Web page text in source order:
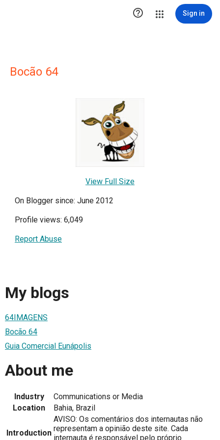
 Sign in
Bocão 64
View Full Size
On Blogger since: June 2012
Profile views: 6,049
Report Abuse
My blogs
64IMAGENS
Bocão 64
Guia Comercial Eunápolis
About me
Industry
Communications or Media
Location
Bahia, Brazil
Introduction
AVISO: Os comentários dos internautas não
representam a opinião deste site. Cada
internauta é responsável pelo próprio